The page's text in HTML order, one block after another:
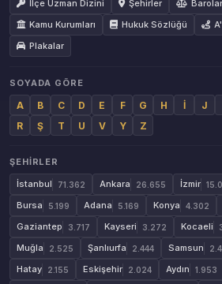
İlçe Uzman Dizini
Şehirler Barolar
Kamu Kurumları
Hukuk Sözlüğü
Plakalar
SOYADA GÖRE
A B C D E F G H İ J
R
Ş T U V Y Z
ŞEHIRLER
İstanbul
71.362 Ankara 26.655 İzmir
Bursa 5.199 Adana 5.169 Konya 4.302
Gaziantep 3.717 Kayseri 3.272 Kocaeli
Muğla 2.525 Şanlıurfa 2.444 Samsun
Hatay 2.155 Eskişehir 2.024 Aydın 1.953